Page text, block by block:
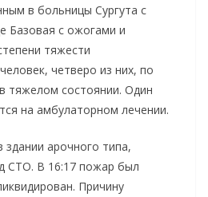
в больницы Сургута с
Базовая с ожогами и
тяжести
четверо из них, по
тяжелом состоянии. Один
на амбулаторном лечении.
арочного типа,
СТО. В 16:17 пожар был
Причину